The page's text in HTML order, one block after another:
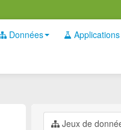
Données Applications
Jeux de